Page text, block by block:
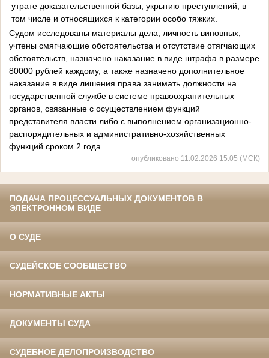
утрате доказательственной базы, укрытию преступлений, в
том числе и относящихся к категории особо тяжких.
Судом исследованы материалы дела, личность виновных,
учтены смягчающие обстоятельства и отсутствие отягчающих
обстоятельств, назначено наказание в виде штрафа в размере
80000 рублей каждому, а также назначено дополнительное
наказание в виде лишения права занимать должности на
государственной службе в системе правоохранительных
органов, связанные с осуществлением функций
представителя власти либо с выполнением организационно-
распорядительных и административно-хозяйственных
функций сроком 2 года.
опубликовано 11.02.2026 15:05 (МСК)
ПОДАЧА ПРОЦЕССУАЛЬНЫХ ДОКУМЕНТОВ В
ЭЛЕКТРОННОМ ВИДЕ
О СУДЕ
СУДЕЙСКОЕ СООБЩЕСТВО
НОРМАТИВНЫЕ АКТЫ
ДОКУМЕНТЫ СУДА
СУДЕБНОЕ ДЕЛОПРОИЗВОДСТВО